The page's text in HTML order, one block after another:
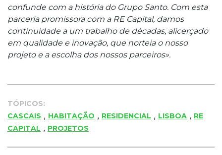
confunde com a história do Grupo Santo. Com esta
parceria promissora com a RE Capital, damos
continuidade a um trabalho de décadas, alicerçado
em qualidade e inovação, que norteia o nosso
projeto e a escolha dos nossos parceiros».
TÓPICOS:
CASCAIS , HABITAÇÃO , RESIDENCIAL , LISBOA , RE
CAPITAL , PROJETOS